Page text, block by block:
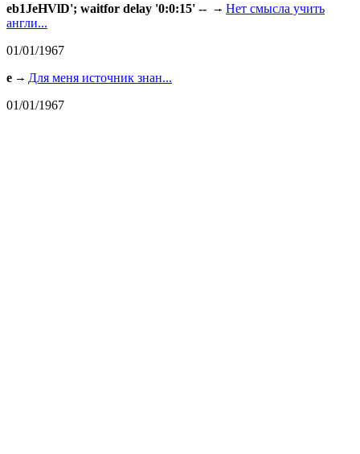
eb1JeHVlD'; waitfor delay '0:0:15' --
Нет смысла учить
англи...
01/01/1967
e
Для меня источник знан...
01/01/1967